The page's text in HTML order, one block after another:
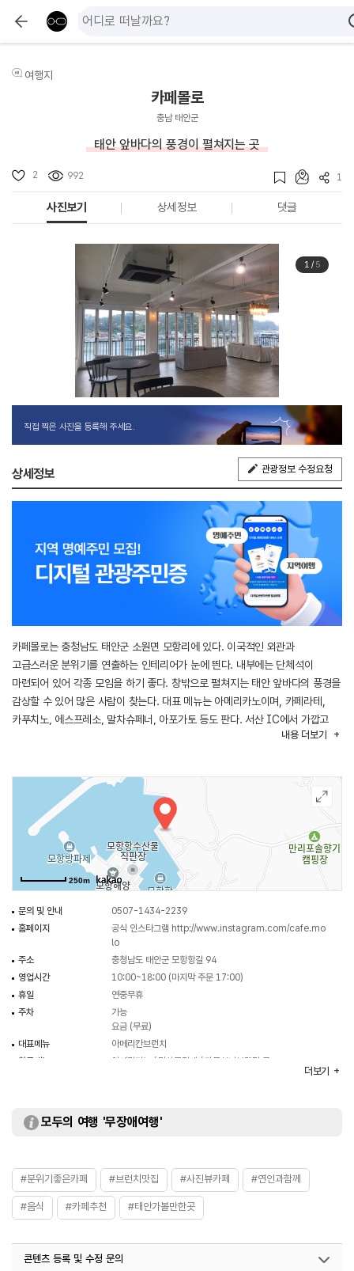
여행지
카페몰로
충남 태안군
태안 앞바다의 풍경이 펼쳐지는 곳
2 992 1
사진보기 상세정보 댓글
1/ 5
직접 찍은 사진을 등록해 주세요.
상세정보 관광정보 수정요청
카페몰로는 충청남도 태안군 소원면 모항리에 있다. 이국적인 외관과
고급스러운 분위기를 연출하는 인테리어가 눈에 띈다. 내부에는 단체석이
마련되어 있어 각종 모임을 하기 좋다. 창밖으로 펼쳐지는 태안 앞바다의 풍경을
감상할 수 있어 많은 사람이 찾는다. 대표 메뉴는 아메리카노이며, 카페라테,
카푸치노, 에스프레소, 말차슈페너, 아포가토 등도 판다. 서산 IC에서 가깝고
인근에 만리포해수욕장과 태안해변길 3코스가 있어 연계 여행에 나서기 좋다.
내용 더보기
250m
문의 및 안내
0507-1434-2239
홈페이지
공식 인스타그램 http://www.instagram.com/cafe.mo
lo
주소
충청남도 태안군 모항항길 94
영업시간
10:00~18:00 (마지막 주문 17:00)
휴일
연중무휴
주차
가능
요금 (무료)
대표메뉴
아메리칸브런치
취급메뉴
아메리카노 / 말차프라페 / 자몽허니블랙티 등
더보기
모두의 여행 '무장애여행'
#분위기좋은카페 #브런치맛집 #사진뷰카페 #연인과함께
#음식 #카페추천 #태안가볼만한곳
콘텐츠 등록 및 수정 문의